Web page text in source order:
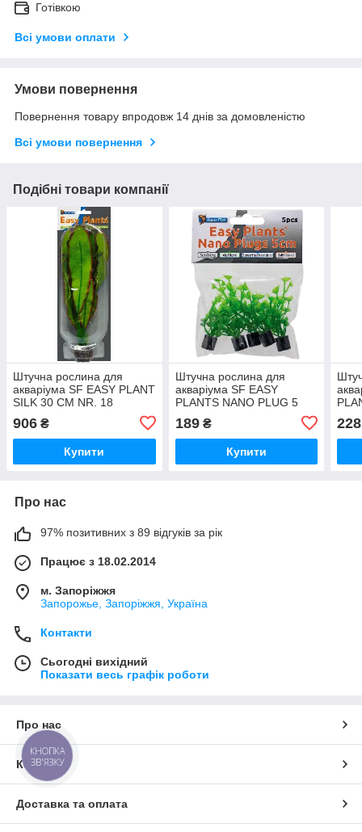
Готівкою
Всі умови оплати
Умови повернення
Повернення товару впродовж 14 днів за домовленістю
Всі умови повернення
Подібні товари компанії
Штучна рослина для
акваріума SF EASY PLANT
SILK 30 CM NR. 18
906 ₴
Купити
Штучна рослина для
акваріума SF EASY
PLANTS NANO PLUG 5
189₴
Купити
228
Про нас
97% позитивних з 89 відгуків за рік
Працює з 18.02.2014
м. Запоріжжя
Запорожье, Запоріжжя, Україна
Контакти
Сьогодні вихідний
Показати весь графік роботи
Про нас
Контакти
Доставка та оплата
КНОПКА
ЗВ'ЯЗКУ